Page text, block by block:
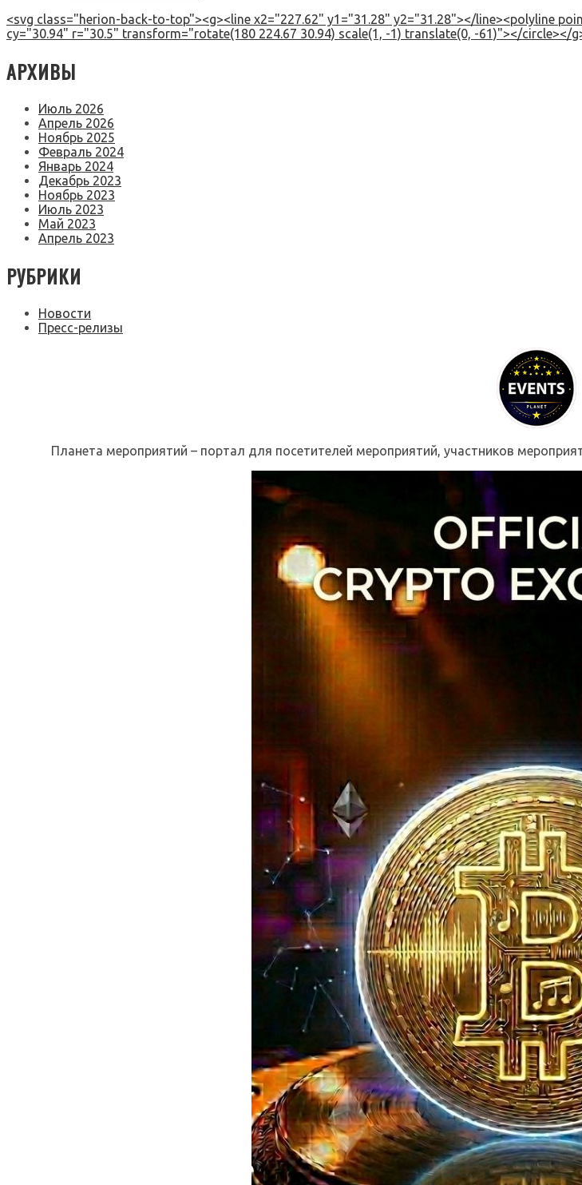
<svg class="herion-back-to-top"><g><line x2="227.62" y1="31.28" y2="31.28"></line><polyline
cy="30.94" r="30.5" transform="rotate(180 224.67 30.94) scale(1, -1) translate(0, -61)"></circle></
АРХИВЫ
Июль 2026
Апрель 2026
Ноябрь 2025
Февраль 2024
Январь 2024
Декабрь 2023
Ноябрь 2023
Июль 2023
Май 2023
Апрель 2023
РУБРИКИ
Новости
Пресс-релизы
Планета мероприятий – портал для посетителей мероприятий, участников